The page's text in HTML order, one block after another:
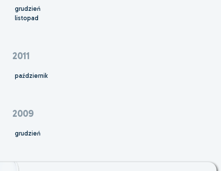
grudzień
listopad
2011
październik
2009
grudzień